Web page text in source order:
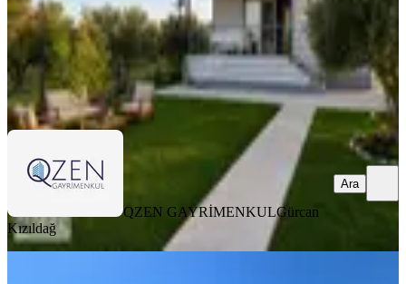
QZEN GAYRİMENKULGürcan Kızıldağ
Ara
QZEN GAYRİMENKULGürcan
Kızıldağ
Ara